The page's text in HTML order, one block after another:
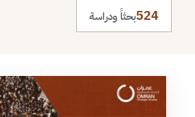
524بحثاً ودراسة